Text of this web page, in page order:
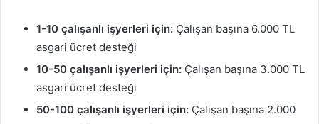
1-10 çalışanlı işyerleri için: Çalışan başına 6.000 TL
asgari ücret desteği
10-50 çalışanlı işyerleri için: Çalışan başına 3.000 TL
asgari ücret desteği
50-100 çalışanlı işyerleri için: Çalışan başına 2.000